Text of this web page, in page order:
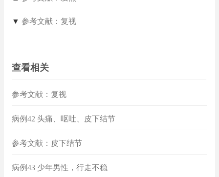
▼ 参考文献：复视
查看相关
参考文献：复视
病例42 头痛、呕吐、皮下结节
参考文献：皮下结节
病例43 少年男性，行走不稳